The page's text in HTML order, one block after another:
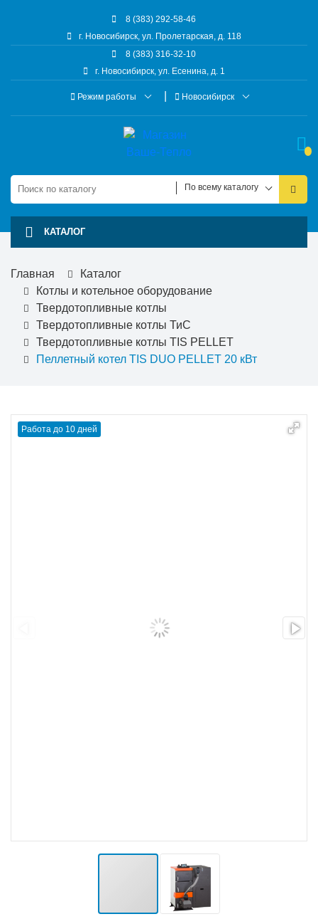
8 (383) 292-58-46
г. Новосибирск, ул. Пролетарская, д. 118
8 (383) 316-32-10
г. Новосибирск, ул. Есенина, д. 1
Режим работы Новосибирск
По всему каталогу
КАТАЛОГ
Главная
Каталог
Котлы и котельное оборудование
Твердотопливные котлы
Твердотопливные котлы ТиС
Твердотопливные котлы TIS PELLET
Пеллетный котел TIS DUO PELLET 20 кВт
Работа до 10 дней